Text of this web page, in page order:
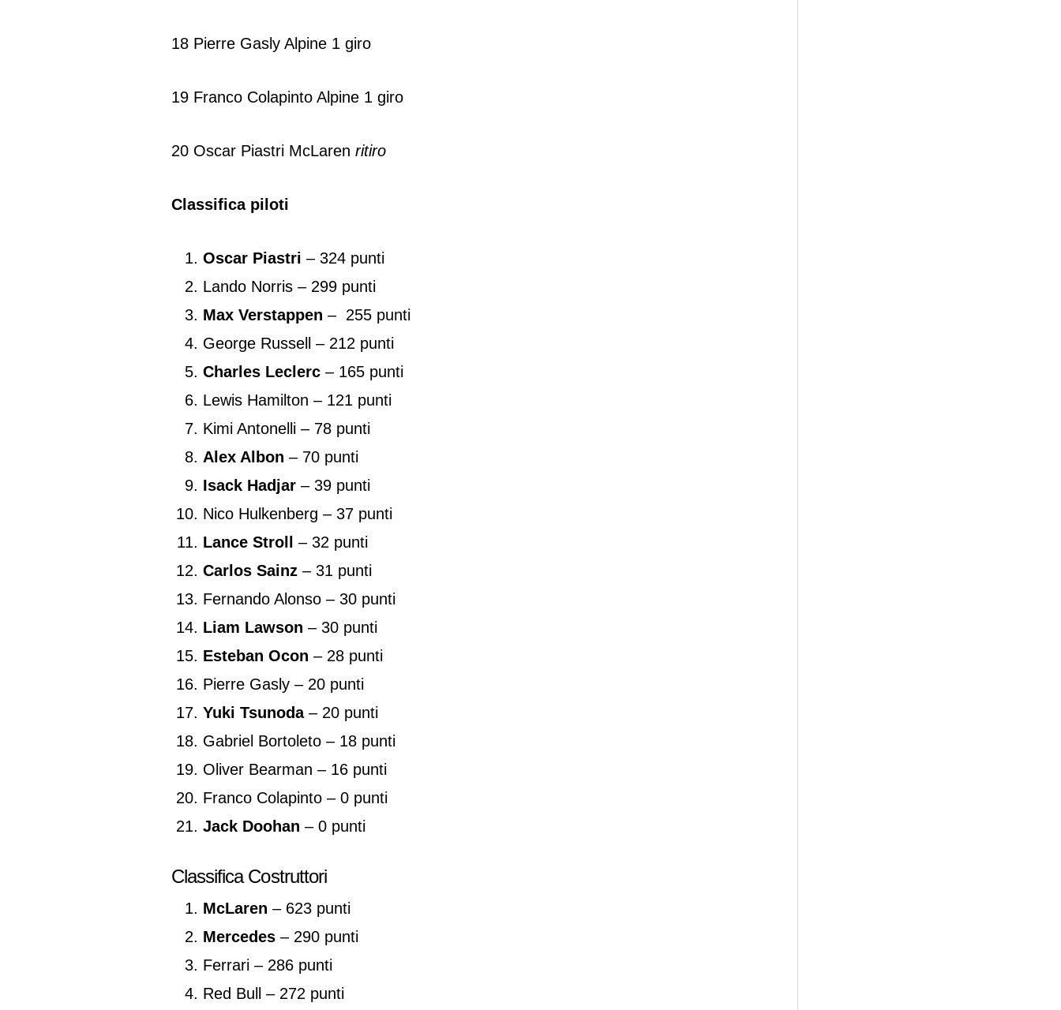
18 Pierre Gasly Alpine 1 giro
19 Franco Colapinto Alpine 1 giro
20 Oscar Piastri McLaren ritiro
Classifica piloti
Oscar Piastri – 324 punti
Lando Norris – 299 punti
Max Verstappen – 255 punti
George Russell – 212 punti
Charles Leclerc – 165 punti
Lewis Hamilton – 121 punti
Kimi Antonelli – 78 punti
Alex Albon – 70 punti
Isack Hadjar – 39 punti
Nico Hulkenberg – 37 punti
Lance Stroll
– 32 punti
Carlos Sainz – 31 punti
Fernando Alonso – 30 punti
Liam Lawson – 30 punti
Esteban Ocon – 28 punti
Pierre Gasly – 20 punti
Yuki Tsunoda– 20 punti
Gabriel Bortoleto – 18 punti
Oliver Bearman – 16 punti
Franco Colapinto – 0 punti
Jack Doohan – 0 punti
Classifica Costruttori
McLaren – 623 punti
Mercedes – 290 punti
Ferrari – 286 punti
Red Bull – 272 punti